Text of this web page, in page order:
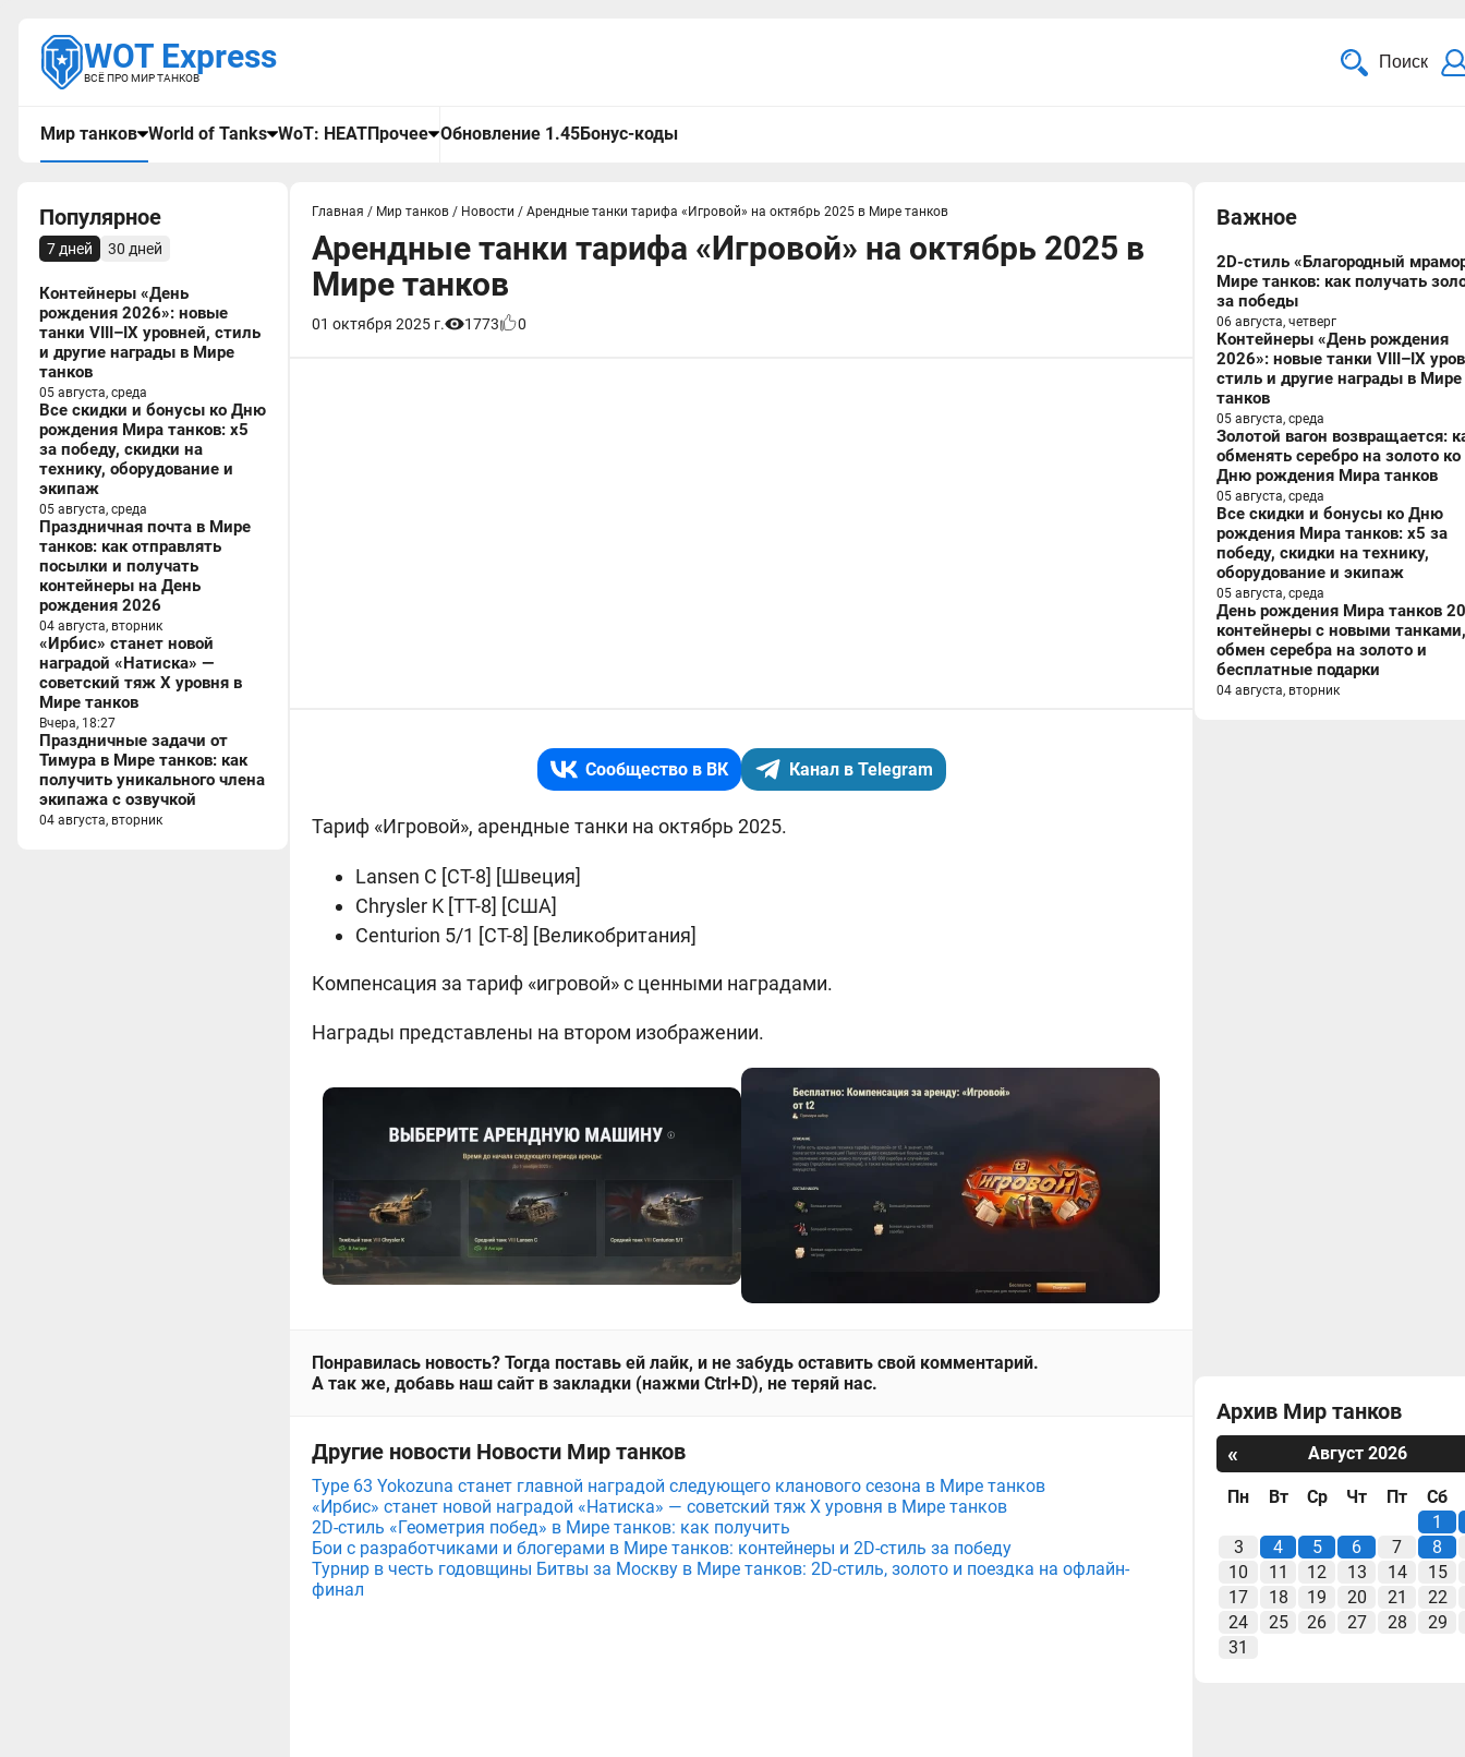
WOT Express
ВСЁ ПРО МИР ТАНКОВ
Поиск
Мир танков World of Tanks WoT: HEATПрочее Обновление 1.45Бонус-коды
Популярное
7 дней 30 дней
Контейнеры «День
рождения 2026»: новые
танки VIII–IX уровней, стиль
и другие награды в Мире
танков
05 августа, среда
Все скидки и бонусы ко Дню
рождения Мира танков: x5
за победу, скидки на
технику, оборудование и
экипаж
05 августа, среда
Праздничная почта в Мире
танков: как отправлять
посылки и получать
контейнеры на День
рождения 2026
04 августа, вторник
«Ирбис» станет новой
наградой «Натиска» —
советский тяж X уровня в
Мире танков
Вчера, 18:27
Праздничные задачи от
Тимура в Мире танков: как
получить уникального члена
экипажа с озвучкой
04 августа, вторник
Главная / Мир танков / Новости / Арендные танки тарифа «Игровой» на октябрь 2025 в Мире танков
Арендные танки тарифа «Игровой» на октябрь 2025 в
Мире танков
01 октября 2025 г. 1773 0
Сообщество в ВК Канал в Telegram
Тариф «Игровой», арендные танки на октябрь 2025.
Lansen C [CТ-8] [Швеция]
Chrysler K [TТ-8] [США]
Centurion 5/1 [CТ-8] [Великобритания]
Компенсация за тариф «игровой» с ценными наградами.
Награды представлены на втором изображении.
Понравилась новость? Тогда поставь ей лайк, и не забудь оставить свой комментарий.
А так же, добавь наш сайт в закладки (нажми Ctrl+D), не теряй нас.
Другие новости Новости Мир танков
Type 63 Yokozuna станет главной наградой следующего кланового сезона в Мире танков
«Ирбис» станет новой наградой «Натиска» — советский тяж X уровня в Мире танков
2D-стиль «Геометрия побед» в Мире танков: как получить
Бои с разработчиками и блогерами в Мире танков: контейнеры и 2D-стиль за победу
Турнир в честь годовщины Битвы за Москву в Мире танков: 2D-стиль, золото и поездка на офлайн-
финал
Важное
2D-стиль «Благородный
Мире танков: как получать
за победы
06 августа, четверг
Контейнеры «День рождения
2026»: новые танки VIII–IX
стиль и другие награды в Мире
танков
05 августа, среда
Золотой вагон возвращается:
обменять серебро на золото ко
Дню рождения Мира танков
05 августа, среда
Все скидки и бонусы ко Дню
рождения Мира танков: x5 за
победу, скидки на технику,
оборудование и экипаж
05 августа, среда
День рождения Мира танков
контейнеры с новыми танками,
обмен серебра на золото и
бесплатные подарки
04 августа, вторник
Архив Мир танков
«
Август 2026
Пн Вт Ср Чт Пт
Сб
1
3
4 5 6 7
8
10
11 12 13 14
15
17
18 19 20 21
22
24
25 26 27 28
29
31